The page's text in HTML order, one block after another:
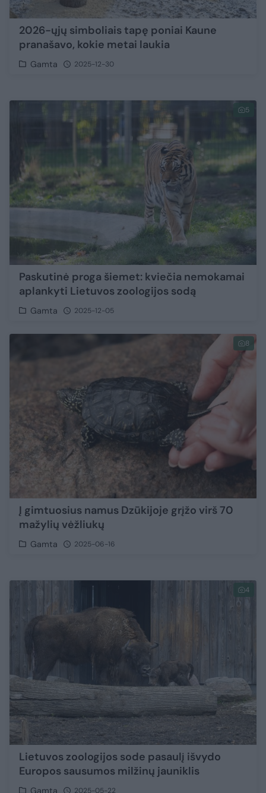
2026-ųjų simboliais tapę poniai Kaune
pranašavo, kokie metai laukia
Gamta 2025-12-30
5
Paskutinė proga šiemet: kviečia nemokamai
aplankyti Lietuvos zoologijos sodą
Gamta 2025-12-05
8
Į gimtuosius namus Dzūkijoje grįžo virš 70
mažylių vėžliukų
Gamta 2025-06-16
4
Lietuvos zoologijos sode pasaulį išvydo
Europos sausumos milžinų jauniklis
2025-05-22